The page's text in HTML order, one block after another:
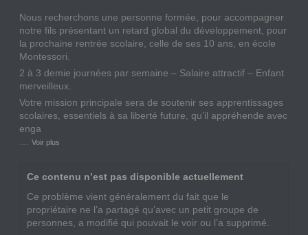
Nous recherchons une personne formée, pour accompagner
notre fils présentant un retard global du développement, pour
la prochaine rentrée scolaire, celle de ses 10 ans, en école
Montessori.
2 à 3 demie journées par semaine – Salaire attractif – Enfant
merveilleux.
Votre mission principale sera de soutenir ses apprentissages
scolaires, essentiels à sa liberté future, qu’il appréhende avec
enga
…Voir plus
Ce contenu n’est pas disponible actuellement
Ce problème vient généralement du fait que le
propriétaire ne l’a partagé qu’avec un petit groupe de
personnes, a modifié qui pouvait le voir ou l’a supprimé.